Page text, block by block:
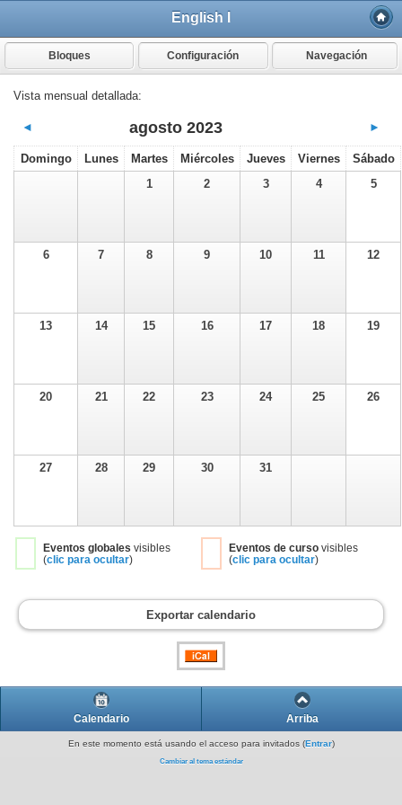
English I
Bloques Configuración Navegación
Vista mensual detallada:
◄ agosto 2023 ►
Domingo Lunes Martes Miércoles Jueves Viernes
Sábado
1
2 3 4 5
6 7 8 9 10 11 12
13 14 15 16 17 18 19
20 21 22 23 24 25 26
27 28 29 30 31
Eventos globales visibles
(clic para ocultar)
Eventos de cursovisibles
(clic para ocultar)
Exportar calendario
Calendario Arriba
En este momento está usando el acceso para invitados (Entrar)
Cambiar al tema estándar